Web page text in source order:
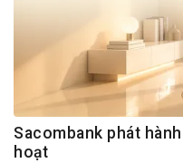
Sacombank phát
hoạt